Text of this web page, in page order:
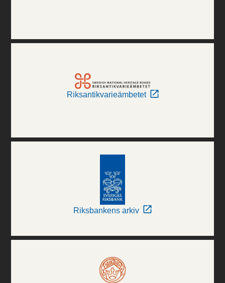
Riksantikvarieämbetet
Riksbankens arkiv